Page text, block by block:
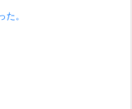
。